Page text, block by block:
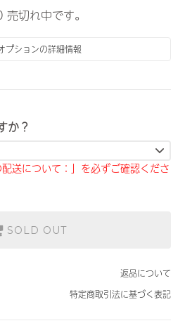
切れ中です。
プションの詳細情報
か？
送について：」を必ずご確認くださ
SOLD OUT
返品について
特定商取引法に基づく表記